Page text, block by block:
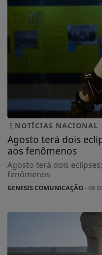
NOTÍCIAS NACIONAL
Agosto terá dois
aos fenômenos
Agosto terá dois
fenômenos
GENESIS COMUNICAÇÃO- 08